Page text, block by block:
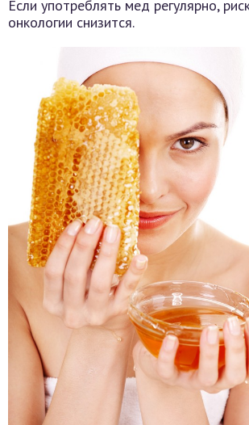
Если употреблять мед регулярно,
онкологии снизится.